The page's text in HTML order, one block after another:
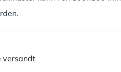
versandt